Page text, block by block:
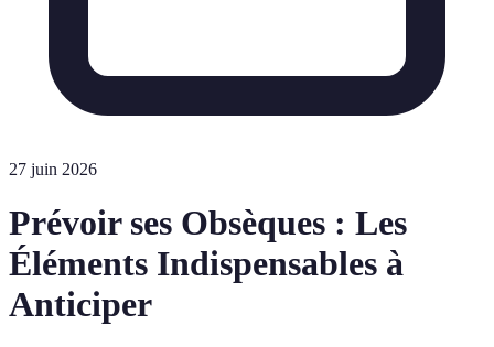
27 juin 2026
Prévoir ses Obsèques : Les
Éléments Indispensables à
Anticiper